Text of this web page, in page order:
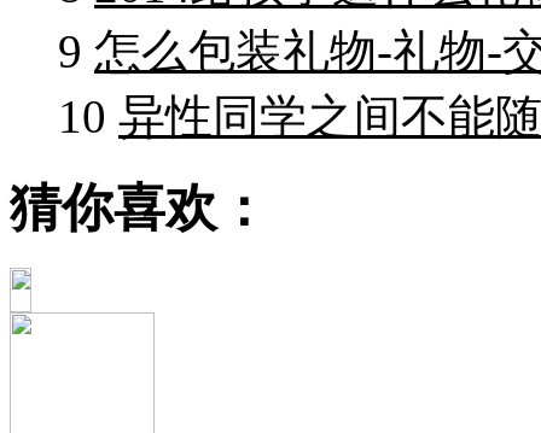
9 怎么包装礼物-礼物-
10 异性同学之间不能
猜你喜欢：